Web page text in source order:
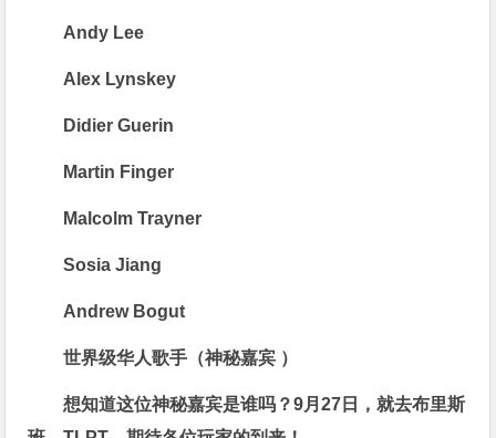
Andy Lee
Alex Lynskey
Didier Guerin
Martin Finger
Malcolm Trayner
Sosia Jiang
Andrew Bogut
世界级华人歌手（神秘嘉宾 ）
想知道这位神秘嘉宾是谁吗？9月27日，就去布里斯